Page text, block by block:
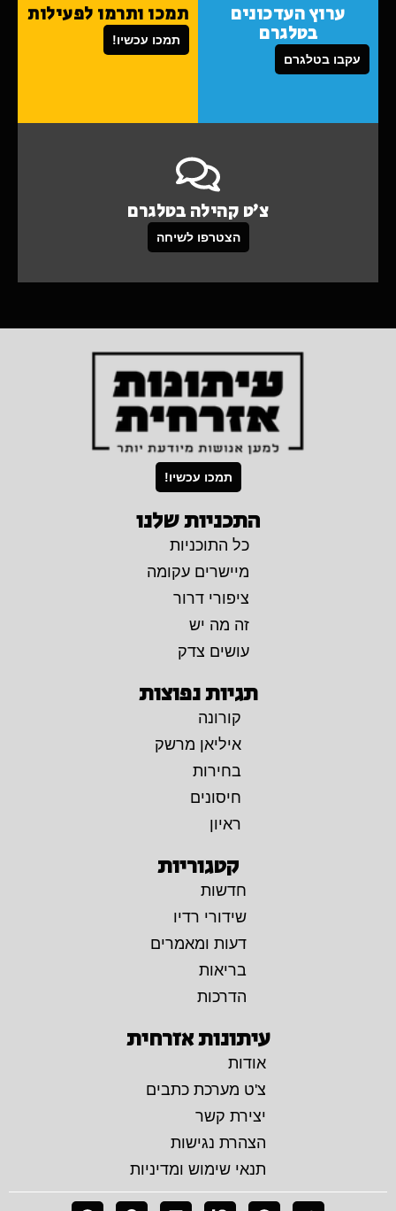
ערוץ העדכונים
בטלגרם
עקבו בטלגרם
תמכו ותרמו לפעילות
תמכו עכשיו!
צ'ט קהילה בטלגרם
הצטרפו לשיחה
תמכו עכשיו!
התכניות שלנו
כל התוכניות
מיישרים עקומה
ציפורי דרור
זה מה יש
עושים צדק
תגיות נפוצות
קורונה
איליאן מרשק
בחירות
חיסונים
ראיון
קטגוריות
חדשות
שידורי רדיו
דעות ומאמרים
בריאות
הדרכות
עיתונות אזרחית
אודות
צ'ט מערכת כתבים
יצירת קשר
הצהרת נגישות
תנאי שימוש ומדיניות